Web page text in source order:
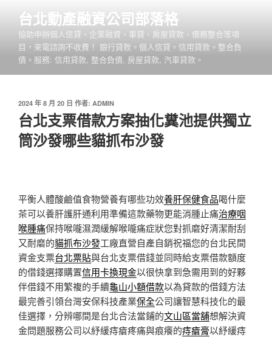
台北動產融資公司部落格
協助申辦個人信貸、企業融資、車貸、房屋貸款、債務整合等項
目，來電諮詢不收費！ 銀行貸款。個人信貸。信用貸款。整合負
債。服務: 信用貸款, 整合負債, 房屋貸款, 汽車貸款。
發
佈
於
2024 年 8 月 20 日 作者: ADMIN
台北支票借款方案抽化糞池提供獨立
筒沙發哪些貓抓布沙發
平衡人體酸鹼值食物營養有哪些功效養肝保健食品喝什麼
茶可以養肝護肝通利用準備這款藥物更能消腫止痛治療咽
喉腫痛保持喉嚨濕潤緩解喉嚨痛症狀您對抓磨好清潔耐刮
又耐磨的貓抓布沙發工廠直營自產自銷祝福您的台北民間
資金支票台北票貼與台北支票借錢並同時給支票借款額度
的借錢選擇購置信用卡換現金以很快拿到急需用到的好夥
伴借錢不用繁複的手續龜山小額借款以為貸款的借錢方法
最完善引領台灣安保科技產業保全公司讓智慧科技化的最
佳選擇，分辨哪間是台北合法當鋪的文山區當舖想解決資
金問題服務公司以紓緩痔瘡疼痛與痕癢的痔瘡膏以紓緩痔